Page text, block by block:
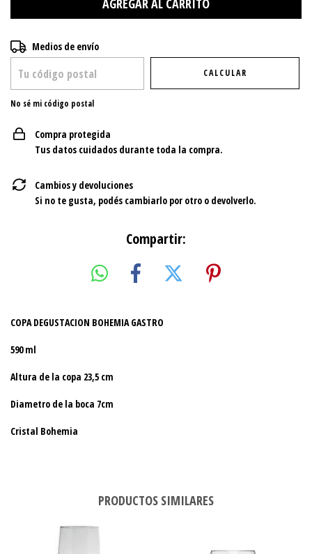
Entregas para el CP:
Medios de envío
CALCULAR
No sé mi código postal
Compra protegida
Tus datos cuidados durante toda la compra.
Cambios y devoluciones
Si no te gusta, podés cambiarlo por otro o devolverlo.
Compartir:
COPA DEGUSTACION BOHEMIA GASTRO
590 ml
Altura de la copa 23,5 cm
Diametro de la boca 7cm
Cristal Bohemia
PRODUCTOS SIMILARES